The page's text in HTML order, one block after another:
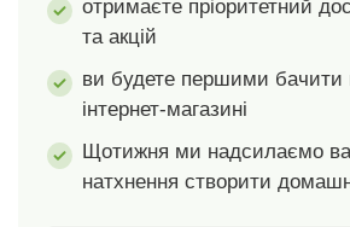
отримаєте пріоритетний
та акцій
ви будете першими бачити
інтернет-магазині
Щотижня ми надсилаємо
натхнення створити